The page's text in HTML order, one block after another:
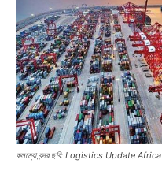
কলম্বো বন্দর ছবি: Logistics Update Africa